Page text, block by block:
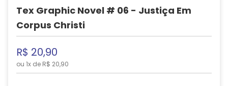
Tex Graphic Novel # 06 - Justiça Em
Corpus Christi
R$ 20,90
ou 1x de R$ 20,90